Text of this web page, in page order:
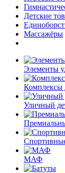
Детские
Массажёры
Элементы
Комплексы
Уличный
МАФ